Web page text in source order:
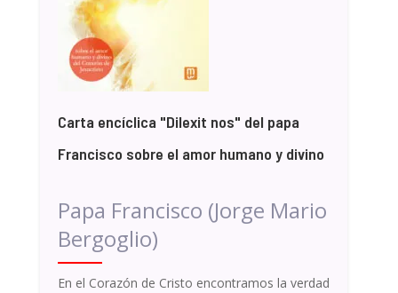
Carta encíclica "Dilexit nos" del papa
Francisco sobre el amor humano y divino
Papa Francisco (Jorge Mario
Bergoglio)
En el Corazón de Cristo encontramos la verdad